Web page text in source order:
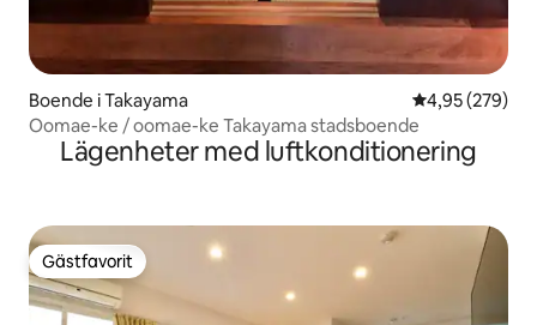
Boende i Takayama 4,95 av 5 i
4,95 (279)
Oomae-ke / oomae-ke Takayama stadsboende
Lägenheter med luftkonditionering
Gästfavorit
Gästfavorit